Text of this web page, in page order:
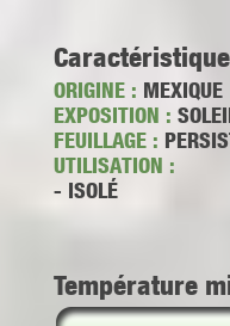
ORIGINE : MEXIQUE
EXPOSITION :
FEUILLAGE :
UTILISATION :
- ISOLÉ
Température